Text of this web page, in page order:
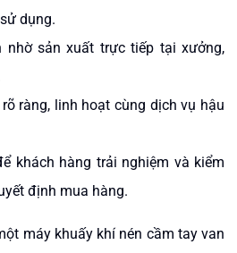
dụng.
nhờ sản xuất trực tiếp tại xưởng,
ràng, linh hoạt cùng dịch vụ hậu
khách hàng trải nghiệm và kiểm
định mua hàng.
máy khuấy khí nén cầm tay van